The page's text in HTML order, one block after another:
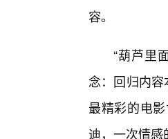
容。
“葫芦里
念：回归内
最精彩的电
迪，一次情感